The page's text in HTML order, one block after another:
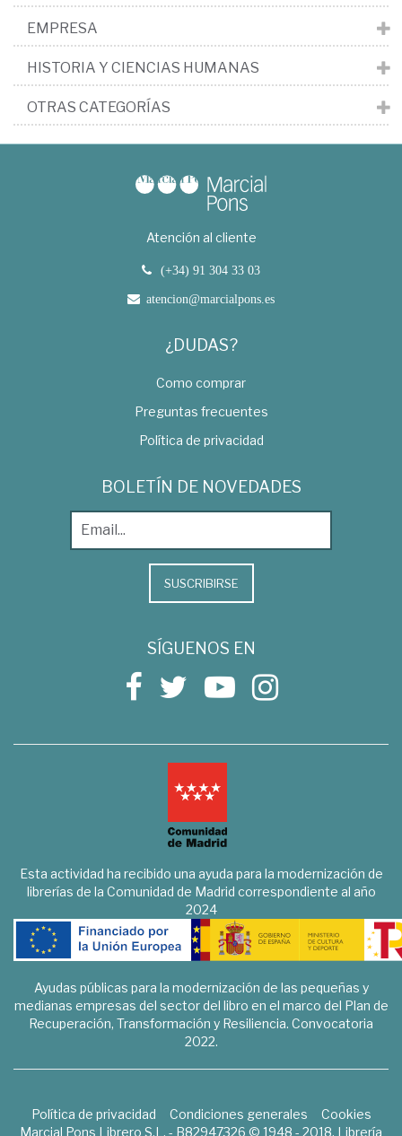
EMPRESA
HISTORIA Y CIENCIAS HUMANAS
OTRAS CATEGORÍAS
Atención al cliente
(+34) 91 304 33 03
atencion@marcialpons.es
¿DUDAS?
Como comprar
Preguntas frecuentes
Política de privacidad
BOLETÍN DE NOVEDADES
SUSCRIBIRSE
SÍGUENOS EN
Esta actividad ha recibido una ayuda para la modernización de
librerías de la Comunidad de Madrid correspondiente al año
2024
Ayudas públicas para la modernización de las pequeñas y
medianas empresas del sector del libro en el marco del Plan de
Recuperación, Transformación y Resiliencia. Convocatoria
2022.
Política de privacidad Condiciones generales
Cookies
Marcial Pons Librero S.L. - B82947326 © 1948 - 2018. Librería